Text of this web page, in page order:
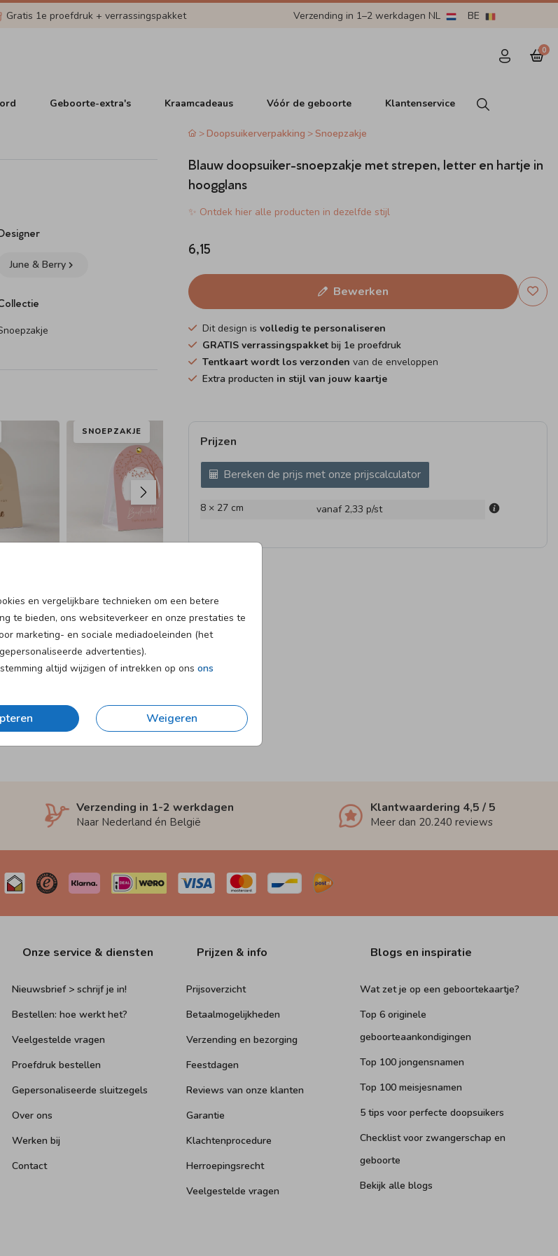
Gratis 1e proefdruk + verrassingspakket Verzending in 1–2 werkdagen NL BE
0
Geboorte-extra's Kraamcadeaus Vóór de geboorte Klantenservice
en vergelijkbare technieken om een betere
te bieden, ons websiteverkeer en onze prestaties te
marketing- en sociale mediadoeleinden (het
advertenties).
altijd wijzigen of intrekken op ons ons
Weigeren
June & Berry
SNOEPZAKJE
LOLLY-VERPAKKING
Doopsuikerverpakking Snoepzakje
Blauw doopsuiker-snoepzakje met strepen, letter en hartje in
hoogglans
✨ Ontdek hier alle producten in dezelfde stijl
6,15
Bewerken
Dit design is volledig te personaliseren
GRATIS verrassingspakketbij 1e proefdruk
Tentkaart wordt los verzonden van de enveloppen
Extra producten in stijl van jouw kaartje
Prijzen
Bereken de prijs met onze prijscalculator
8 × 27 cm vanaf 2,33 p/st
Verzending in 1-2 werkdagen
Naar Nederland én België
Klantwaardering 4,5 / 5
Meer dan 20.240 reviews
Onze service & diensten
Nieuwsbrief > schrijf je in!
Bestellen: hoe werkt het?
Veelgestelde vragen
Proefdruk bestellen
Gepersonaliseerde sluitzegels
Over ons
Werken bij
Contact
Prijzen & info
Prijsoverzicht
Betaalmogelijkheden
Verzending en bezorging
Feestdagen
Reviews van onze klanten
Garantie
Klachtenprocedure
Herroepingsrecht
Veelgestelde vragen
Blogs en inspiratie
Wat zet je op een geboortekaartje?
Top 6 originele
geboorteaankondigingen
Top 100 jongensnamen
Top 100 meisjesnamen
5 tips voor perfecte doopsuikers
Checklist voor zwangerschap en
geboorte
Bekijk alle blogs